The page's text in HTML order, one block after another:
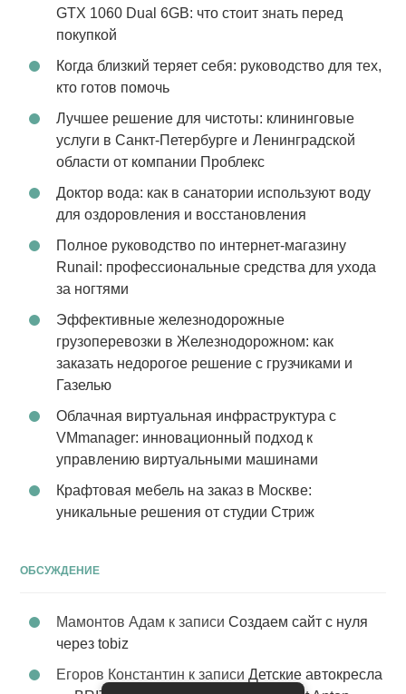
GTX 1060 Dual 6GB: что стоит знать перед
покупкой
Когда близкий теряет себя: руководство для тех,
кто готов помочь
Лучшее решение для чистоты: клининговые
услуги в Санкт-Петербурге и Ленинградской
области от компании Проблекс
Доктор вода: как в санатории используют воду
для оздоровления и восстановления
Полное руководство по интернет-магазину
Runail: профессиональные средства для ухода
за ногтями
Эффективные железнодорожные
грузоперевозки в Железнодорожном: как
заказать недорогое решение с грузчиками и
Газелью
Облачная виртуальная инфраструктура с
VMmanager: инновационный подход к
управлению виртуальными машинами
Крафтовая мебель на заказ в Москве:
уникальные решения от студии Стриж
ОБСУЖДЕНИЕ
Мамонтов Адам к записиСоздаем сайт с нуля
через tobiz
Егоров Константин к записиДетские автокресла